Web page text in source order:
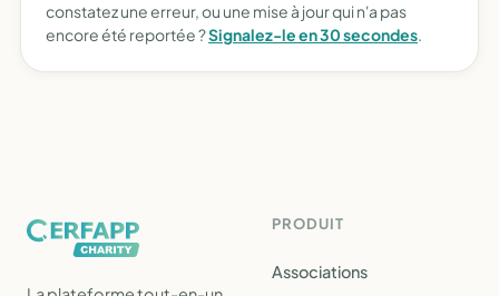
constatez une erreur, ou une mise à jour qui n'a pas
encore été reportée ?Signalez-le en 30 secondes.
PRODUIT
Associations